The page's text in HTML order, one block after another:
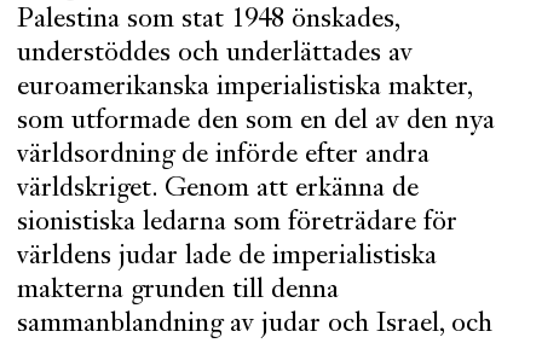
Palestina som stat 1948 önskades,
understöddes och underlättades av
euroamerikanska imperialistiska makter,
som utformade den som en del av den nya
världsordning de införde efter andra
världskriget. Genom att erkänna de
sionistiska ledarna som företrädare för
världens judar lade de imperialistiska
makterna grunden till denna
sammanblandning av judar och Israel, och